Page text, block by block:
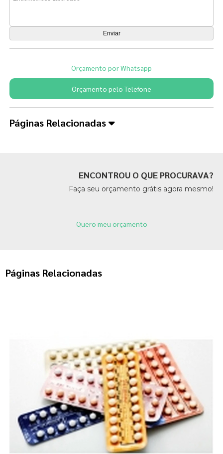
Orçamento por Whatsapp
Orçamento pelo Telefone
Páginas Relacionadas
ENCONTROU O QUE PROCURAVA?
Faça seu orçamento grátis agora mesmo!
Quero meu orçamento
Páginas Relacionadas